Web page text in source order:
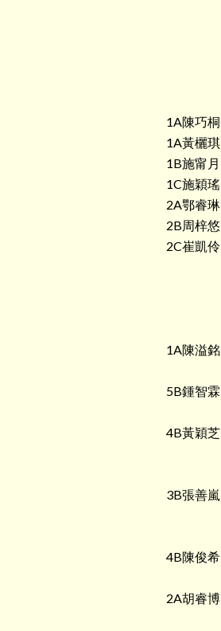
1A陳巧桐
1A黃欐琪
1B施甯月
1C施穎瑤
2A鄂睿琳
2B周梓悠
2C崔凱伶
1A陳溢銘
5B鍾智霖
4B黃穎芝
3B張善嵐
4B陳俊希
2A胡睿博